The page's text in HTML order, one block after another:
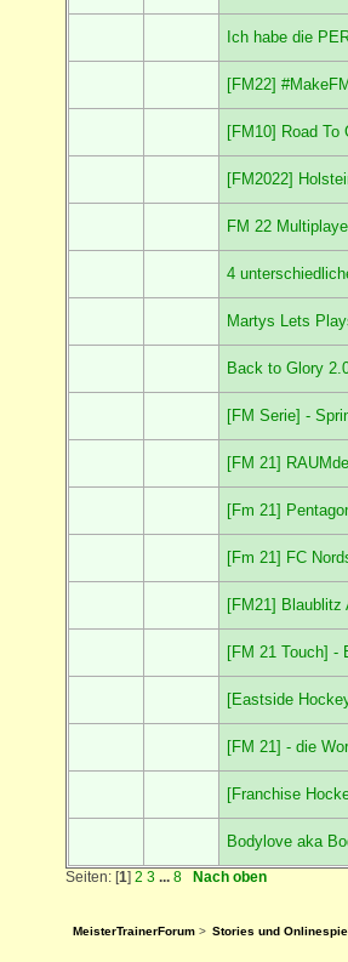
Ich habe die
[FM22]
[FM10] Road
[FM2022]
FM 22
4
Martys Lets
Back to Glory
[FM Serie] -
[FM 21]
[Fm 21]
[Fm 21] FC
[FM21] Blaublitz
[FM 21 Touch] -
[Eastside
[FM 21] - die
[Franchise
Bodylove aka
Seiten: [1] 2 3 ... 8 Nach oben
MeisterTrainerForum > Stories und